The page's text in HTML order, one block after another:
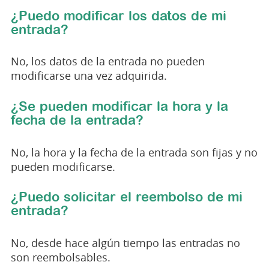
¿Puedo modificar los datos de mi
entrada?
No, los datos de la entrada no pueden
modificarse una vez adquirida.
¿Se pueden modificar la hora y la
fecha de la entrada?
No, la hora y la fecha de la entrada son fijas y no
pueden modificarse.
¿Puedo solicitar el reembolso de mi
entrada?
No, desde hace algún tiempo las entradas no
son reembolsables.